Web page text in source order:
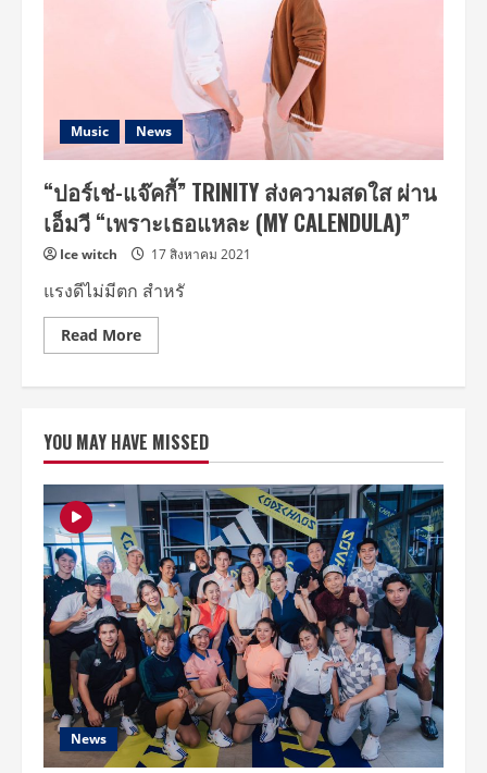
เนื่อง
PORSCHExJACKIE
,
Sizzy
,
นนน
กร
ภัทร์
,
Seasonfive
Music News
“ปอร์เช่-แจ๊คกี้” TRINITY ส่งความสดใส ผ่าน
เอ็มวี “เพราะเธอแหละ (MY CALENDULA)”
Ice witch 17 สิงหาคม 2021
แรงดีไม่มีตก สำหรั
Read MoreRead
more
ส่ง
ความ
สดใส
ผ่าน
เอ็ม
วี
“เพราะ
เธอ
แหละ
(MY
CALENDULA)”
YOU MAY HAVE MISSED
News